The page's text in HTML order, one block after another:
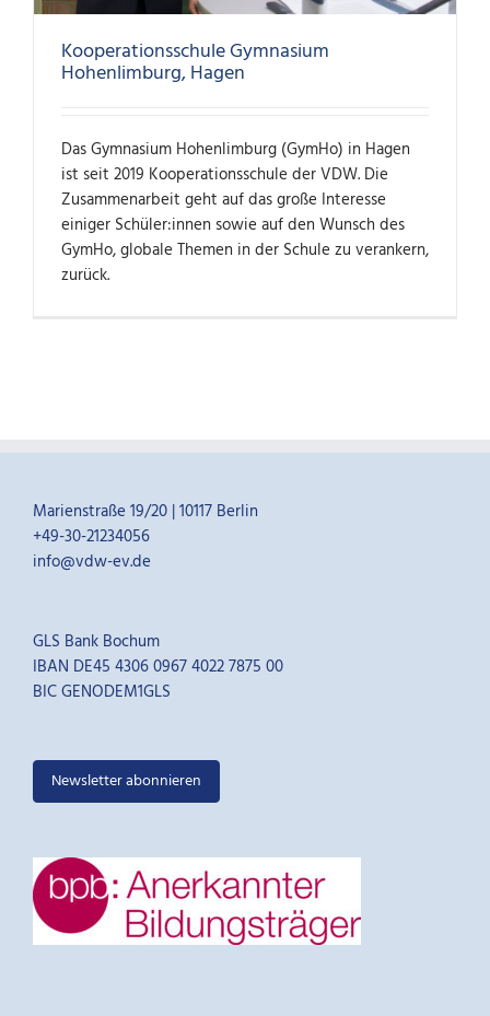
Kooperationsschule Gymnasium
Hohenlimburg, Hagen
Das Gymnasium Hohenlimburg (GymHo) in Hagen
ist seit 2019 Kooperationsschule der VDW. Die
Zusammenarbeit geht auf das große Interesse
einiger Schüler:innen sowie auf den Wunsch des
GymHo, globale Themen in der Schule zu verankern,
zurück.
Marienstraße 19/20 | 10117 Berlin
+49-30-21234056
info@vdw-ev.de
GLS Bank Bochum
IBAN DE45 4306 0967 4022 7875 00
BIC GENODEM1GLS
Newsletter abonnieren